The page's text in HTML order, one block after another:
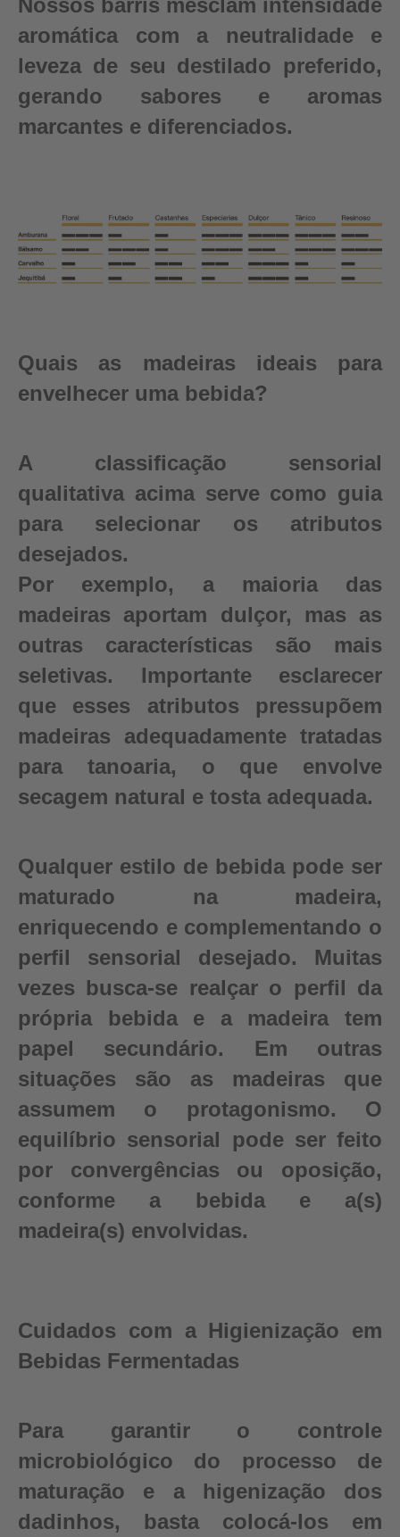
Nossos barris mesclam intensidade
aromática com a neutralidade e
leveza de seu destilado preferido,
gerando sabores e aromas
marcantes e diferenciados.
Quais as madeiras ideais para
envelhecer uma bebida?
A classificação sensorial
qualitativa acima serve como guia
para selecionar os atributos
desejados.
Por exemplo, a maioria das
madeiras aportam dulçor, mas as
outras características são mais
seletivas. Importante esclarecer
que esses atributos pressupõem
madeiras adequadamente tratadas
para tanoaria, o que envolve
secagem natural e tosta adequada.
Qualquer estilo de bebida pode ser
maturado na madeira,
enriquecendo e complementando o
perfil sensorial desejado. Muitas
vezes busca-se realçar o perfil da
própria bebida e a madeira tem
papel secundário. Em outras
situações são as madeiras que
assumem o protagonismo. O
equilíbrio sensorial pode ser feito
por convergências ou oposição,
conforme a bebida e a(s)
madeira(s) envolvidas.
Cuidados com a Higienização em
Bebidas Fermentadas
Para garantir o controle
microbiológico do processo de
maturação e a higenização dos
dadinhos, basta colocá-los em